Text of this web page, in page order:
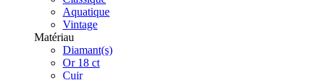
Aquatique
Vintage
Matériau
Diamant(s)
Or 18 ct
Cuir